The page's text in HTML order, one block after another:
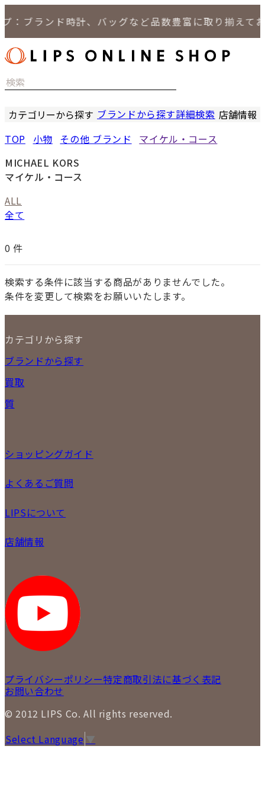
：ブランド時計、バッグなど品数豊富に取り揃えて
カテゴリーから探す
バッグ
小物
ジュエリー
セール商品
特集
ブランドから探す詳細検索 店舗情報
TOP 小物 その他 ブランド
マイケル・コース
MICHAEL KORS
マイケル・コース
ALL
全て
0 件
検索する条件に該当する商品がありませんでした。
条件を変更して検索をお願いいたします。
カテゴリから探す
NEW ITEM
時計
バッグ
小物
ブランドから探す
買取
宅配買取
委託販売
LINE査定
買取実績
質
ショッピングガイド
商品について
お支払いについて
保証について
よくあるご質問
商品について
質について
返品について
LIPSについて
各事業部の紹介
STAFFBLOG
SNS
店舗情報
LIPS 新宿店
LIPS 札幌パルコ店
LIPS 札幌白石店
LIPS 通信販売事業部
プライバシーポリシー特定商取引法に基づく表記
お問い合わせ
© 2012 LIPS Co. All rights reserved.
Select Language ▼